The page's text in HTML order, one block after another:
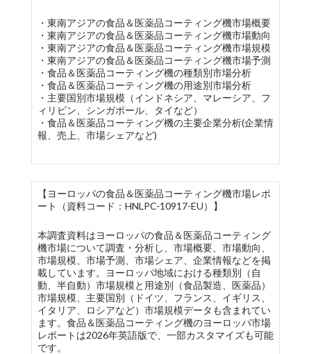
・東南アジアの食品＆医薬品コーティング機市場概要
・東南アジアの食品＆医薬品コーティング機市場動向
・東南アジアの食品＆医薬品コーティング機市場規模
・東南アジアの食品＆医薬品コーティング機市場予測
・食品＆医薬品コーティング機の種類別市場分析
・食品＆医薬品コーティング機の用途別市場分析
・主要国別市場規模（インドネシア、マレーシア、フ
ィリピン、シンガポール、タイなど）
・食品＆医薬品コーティング機の主要企業分析(企業情
報、売上、市場シェアなど)
【ヨーロッパの食品＆医薬品コーティング機市場レポ
ート（資料コード：HNLPC-10917-EU）】
本調査資料はヨーロッパの食品＆医薬品コーティング
機市場について調査・分析し、市場概要、市場動向、
市場規模、市場予測、市場シェア、企業情報などを掲
載しています。ヨーロッパ地域における種類別（自
動、半自動）市場規模と用途別（食品製造、医薬品）
市場規模、主要国別（ドイツ、フランス、イギリス、
イタリア、ロシアなど）市場規模データも含まれてい
ます。食品＆医薬品コーティング機のヨーロッパ市場
レポートは2026年英語版で、一部カスタマイズも可能
です。